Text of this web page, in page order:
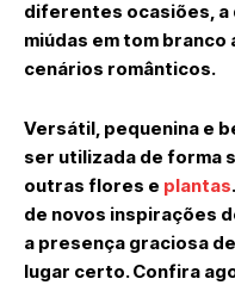
diferentes ocasiões, a
miúdas em tom
cenários românticos.
Versátil, pequenina e
ser utilizada de forma
outras flores e plantas
de novos inspirações
a presença graciosa
lugar certo. Confira